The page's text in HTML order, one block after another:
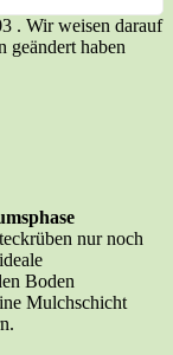
. Wir weisen darauf
geändert haben
nur noch
Boden
Mulchschicht